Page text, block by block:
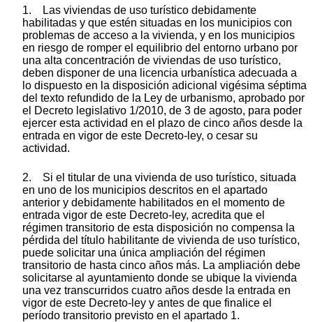
1. Las viviendas de uso turístico debidamente
habilitadas y que estén situadas en los municipios con
problemas de acceso a la vivienda, y en los municipios
en riesgo de romper el equilibrio del entorno urbano por
una alta concentración de viviendas de uso turístico,
deben disponer de una licencia urbanística adecuada a
lo dispuesto en la disposición adicional vigésima séptima
del texto refundido de la Ley de urbanismo, aprobado por
el Decreto legislativo 1/2010, de 3 de agosto, para poder
ejercer esta actividad en el plazo de cinco años desde la
entrada en vigor de este Decreto-ley, o cesar su
actividad.
2. Si el titular de una vivienda de uso turístico, situada
en uno de los municipios descritos en el apartado
anterior y debidamente habilitados en el momento de
entrada vigor de este Decreto-ley, acredita que el
régimen transitorio de esta disposición no compensa la
pérdida del título habilitante de vivienda de uso turístico,
puede solicitar una única ampliación del régimen
transitorio de hasta cinco años más. La ampliación debe
solicitarse al ayuntamiento donde se ubique la vivienda
una vez transcurridos cuatro años desde la entrada en
vigor de este Decreto-ley y antes de que finalice el
período transitorio previsto en el apartado 1.